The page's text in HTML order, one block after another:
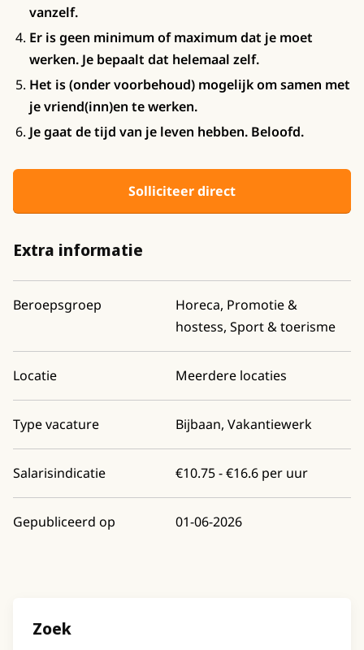
vanzelf.
Er is geen minimum of maximum dat je moet
werken. Je bepaalt dat helemaal zelf.
Het is (onder voorbehoud) mogelijk om samen met
je vriend(inn)en te werken.
Je gaat de tijd van je leven hebben. Beloofd.
Solliciteer direct
Extra informatie
Beroepsgroep
Horeca, Promotie &
hostess, Sport & toerisme
Locatie Meerdere locaties
Type vacature Bijbaan, Vakantiewerk
Salarisindicatie €10.75 - €16.6 per uur
Gepubliceerd op 01-06-2026
Zoek